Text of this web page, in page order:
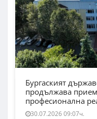
Бургаският
продължава
професионална
30.07.2026 09:07ч.